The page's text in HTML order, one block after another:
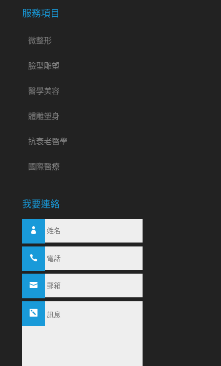
服務項目
微整形
臉型雕塑
醫學美容
體雕塑身
抗衰老醫學
國際醫療
我要連絡